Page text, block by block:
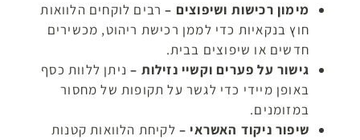
מימון רכישות ושיפוצים – רבים לוקחים הלוואות
חוץ בנקאיות כדי לממן רכישת ריהוט, מכשירים
חדשים או שיפוצים בבית.
גישור על פערים וקשיי נזילות –ניתן ללוות כסף
באופן מיידי כדי לגשר על תקופות של מחסור
במזומנים.
שיפור ניקוד האשראי – לקיחת הלוואות קטנות